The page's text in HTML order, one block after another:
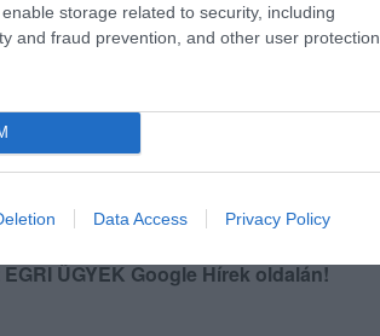
storage related to security, including
and fraud prevention, and other user protection.
Data Access Privacy Policy
támogatások. Eger
összeget kapott.
ÜGYEK Google Hírek oldalán!